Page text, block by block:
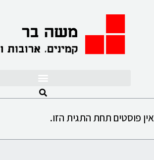
אין פוסטים תחת התגית הזו.